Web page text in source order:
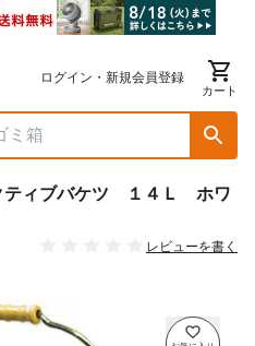
ログイン・新規会員登録
カート
ティブバケツ １４Ｌ ホワ
レビューを書く